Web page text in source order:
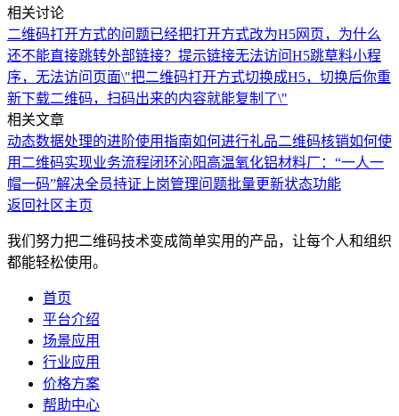
相关讨论
二维码打开方式的问题已经把打开方式改为H5网页，为什么
还不能直接跳转外部链接？ 提示链接无法访问H5跳草料小程
序，无法访问页面\"把二维码打开方式切换成H5，切换后你重
新下载二维码，扫码出来的内容就能复制了\"
相关文章
动态数据处理的进阶使用指南如何进行礼品二维码核销如何使
用二维码实现业务流程闭环沁阳高温氧化铝材料厂：“一人一
帽一码”解决全员持证上岗管理问题批量更新状态功能
返回社区主页
我们努力把二维码技术变成简单实用的产品，让每个人和组织
都能轻松使用。
首页
平台介绍
场景应用
行业应用
价格方案
帮助中心